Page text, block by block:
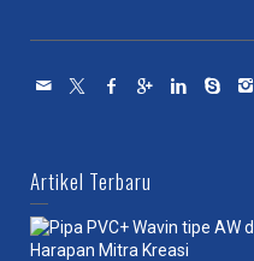
Artikel Terbaru